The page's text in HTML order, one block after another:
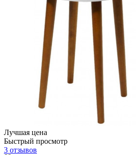
Лучшая цена
Быстрый просмотр
3 отзывов